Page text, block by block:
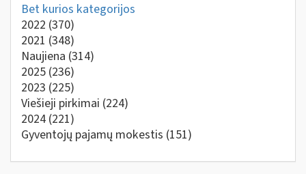
Bet kurios kategorijos
2022 (370)
2021 (348)
Naujiena (314)
2025 (236)
2023 (225)
Viešieji pirkimai (224)
2024 (221)
Gyventojų pajamų mokestis (151)